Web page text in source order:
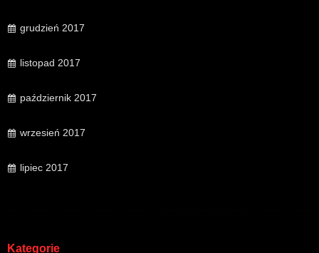
grudzień 2017
listopad 2017
październik 2017
wrzesień 2017
lipiec 2017
Kategorie